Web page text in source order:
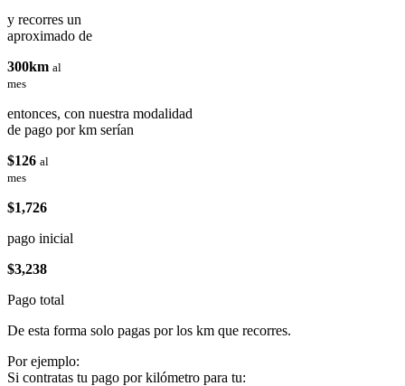
y recorres un
aproximado de
300km al
mes
entonces, con nuestra modalidad
de pago por km serían
$126 al
mes
$1,726
pago inicial
$3,238
Pago total
De esta forma solo pagas por los km que recorres.
Por ejemplo:
Si contratas tu pago por kilómetro para tu: